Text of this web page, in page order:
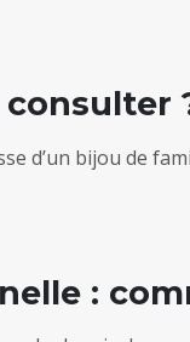
d’un bijou de
: